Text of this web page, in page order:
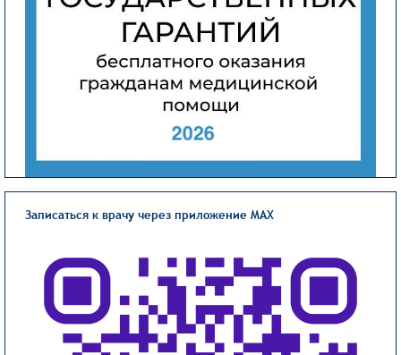
Записаться к врачу через приложение MAX